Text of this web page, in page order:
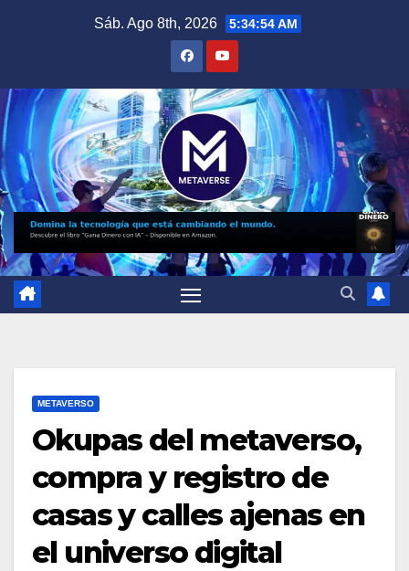
Sáb. Ago 8th, 2026 5:34:56 AM
METAVERSO
Okupas del metaverso,
compra y registro de
casas y calles ajenas en
el universo digital